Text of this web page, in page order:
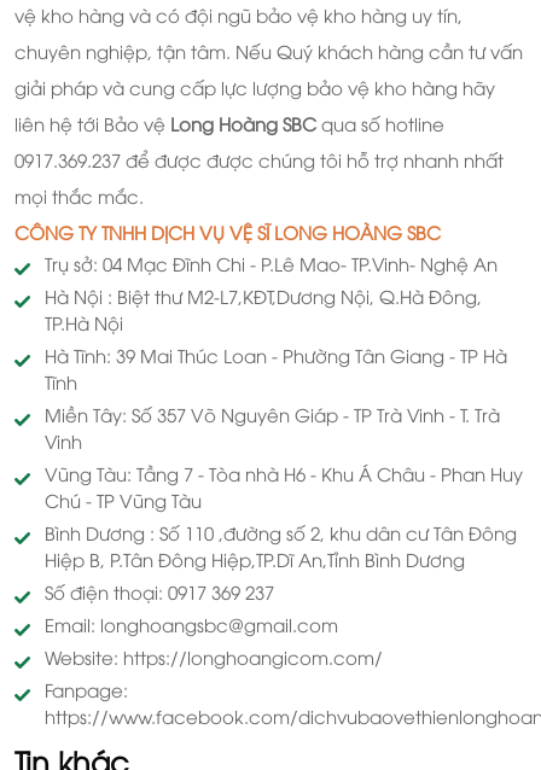
vệ kho hàng và có đội ngũ bảo vệ kho hàng uy tín,
chuyên nghiệp, tận tâm. Nếu Quý khách hàng cần tư vấn
giải pháp và cung cấp lực lượng bảo vệ kho hàng hãy
liên hệ tới Bảo vệ Long Hoàng SBC qua số hotline
0917.369.237 để được được chúng tôi hỗ trợ nhanh nhất
mọi thắc mắc.
CÔNG TY TNHH DỊCH VỤ VỆ SĨ LONG HOÀNG SBC
Trụ sở: 04 Mạc Đĩnh Chi - P.Lê Mao- TP.Vinh- Nghệ An
Hà Nội : Biệt thư M2-L7,KĐT,Dương Nội, Q.Hà Đông,
TP.Hà Nội
Hà Tĩnh: 39 Mai Thúc Loan - Phường Tân Giang - TP Hà
Tĩnh
Miền Tây: Số 357 Võ Nguyên Giáp - TP Trà Vinh - T. Trà
Vinh
Vũng Tàu: Tầng 7 - Tòa nhà H6 - Khu Á Châu - Phan Huy
Chú - TP Vũng Tàu
Bình Dương : Số 110 ,đường số 2, khu dân cư Tân Đông
Hiệp B, P.Tân Đông Hiệp,TP.Dĩ An,Tỉnh Bình Dương
Số điện thoại: 0917 369 237
Email: longhoangsbc@gmail.com
Website: https://longhoangicom.com/
Fanpage:
https://www.facebook.com/
Tin khác